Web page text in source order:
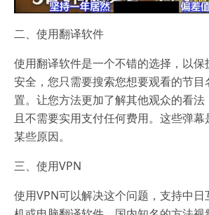
二、使用翻译软件
使用翻译软件是一个不错的选择，以
安全，您只需要搜索您想要观看的节目
置。让您方法更加了解其他观众的看法
且不需要实用支付任何费用。这些弹
某些原因。
三、使用VPN
使用VPN可以解决这个问题，支持中